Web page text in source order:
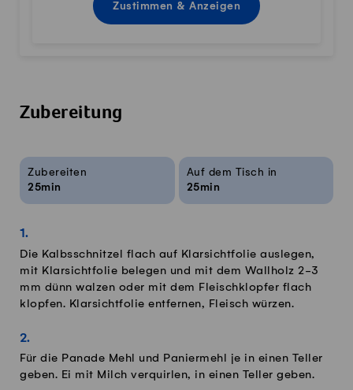
Zustimmen & Anzeigen
Zubereitung
Rezeptinfos
Zubereiten
25min
Auf dem Tisch in
25min
Die Kalbsschnitzel flach auf Klarsichtfolie auslegen,
mit Klarsichtfolie belegen und mit dem Wallholz 2-3
mm dünn walzen oder mit dem Fleischklopfer flach
klopfen. Klarsichtfolie entfernen, Fleisch würzen.
Für die Panade Mehl und Paniermehl je in einen Teller
geben. Ei mit Milch verquirlen, in einen Teller geben.